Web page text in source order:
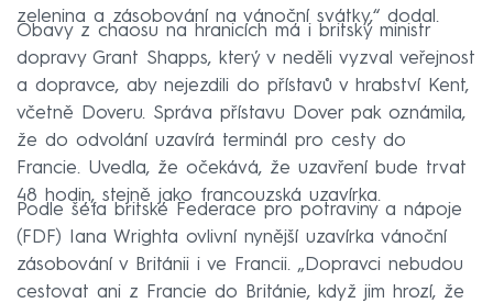
zelenina a zásobování na vánoční svátky,“ dodal.
Obavy z chaosu na hranicích má i britský ministr
dopravy Grant Shapps, který v neděli vyzval veřejnost
a dopravce, aby nejezdili do přístavů v hrabství Kent,
včetně Doveru. Správa přístavu Dover pak oznámila,
že do odvolání uzavírá terminál pro cesty do
Francie. Uvedla, že očekává, že uzavření bude trvat
48 hodin, stejně jako francouzská uzavírka.
Podle šéfa britské Federace pro potraviny a nápoje
(FDF) Iana Wrighta ovlivní nynější uzavírka vánoční
zásobování v Británii i ve Francii. „Dopravci nebudou
cestovat ani z Francie do Británie, když jim hrozí, že